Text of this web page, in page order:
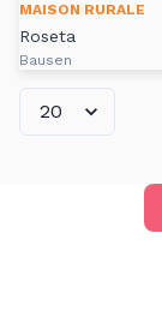
MAISON RURALE
Roseta
Bausen